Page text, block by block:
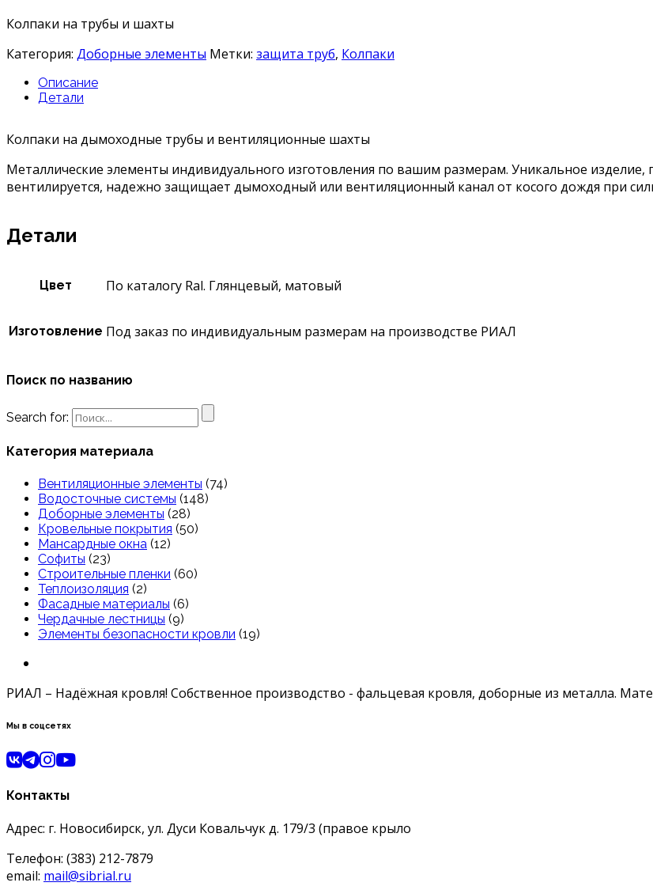
Колпаки на трубы и шахты
Категория: Доборные элементы Метки: защита труб, Колпаки
Описание
Детали
Колпаки на дымоходные трубы и вентиляционные шахты
Металлические элементы индивидуального изготовления по вашим размерам. Уникальное
вентилируется, надежно защищает дымоходный или вентиляционный канал от косого дождя при
Детали
Цвет По каталогу Ral. Глянцевый, матовый
Изготовление Под заказ по индивидуальным размерам на производстве РИАЛ
Поиск по названию
Search for:
Категория материала
Вентиляционные элементы (74)
Водосточные системы (148)
Доборные элементы (28)
Кровельные покрытия (50)
Мансардные окна (12)
Софиты (23)
Строительные пленки (60)
Теплоизоляция (2)
Фасадные материалы (6)
Чердачные лестницы (9)
Элементы безопасности кровли (19)
РИАЛ – Надёжная кровля! Собственное производство - фальцевая кровля, доборные из металла.
Мы в соцсетях
Контакты
Адрес: г. Новосибирск, ул. Дуси Ковальчук д. 179/3 (правое крыло
Телефон: (383) 212-7879
email: mail@sibrial.ru